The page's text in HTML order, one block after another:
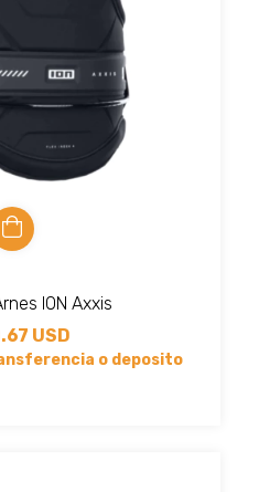
ION Axxis
USD
o deposito